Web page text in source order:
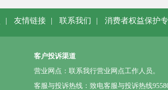
| 友情链接 | 联系我们 | 消费者权益保护
客户投诉渠道
营业网点：联系我行营业网点工作人员。
客服与投诉热线：致电客服与投诉热线95580